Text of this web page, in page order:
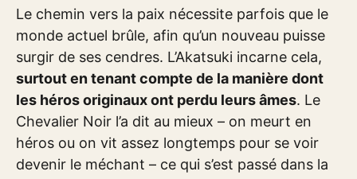
Le chemin vers la paix nécessite parfois que le
monde actuel brûle, afin qu’un nouveau puisse
surgir de ses cendres. L’Akatsuki incarne cela,
surtout en tenant compte de la manière dont
les héros originaux ont perdu leurs âmes. Le
Chevalier Noir l’a dit au mieux – on meurt en
héros ou on vit assez longtemps pour se voir
devenir le méchant – ce qui s’est passé dans la